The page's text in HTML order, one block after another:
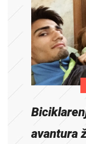
avantura